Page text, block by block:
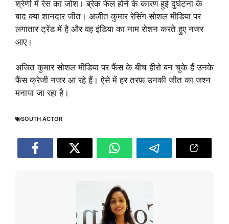
श्रेणी में रेस का जोश। ब्रेक फेल होने के कारण हुई दुर्घटना के
बाद क्या शानदार जीत। अजीत कुमार रेसिंग सोशल मीडिया पर
लगातार ट्रेंड में है और वह इंडिया का नाम रोशन करते हुए नजर
आए।
अजित कुमार सोशल मीडिया पर फैंस के बीच हीरो बन चुके हैं उनके
फैंस क्रेजी नजर आ रहे हैं। ऐसे में हर तरफ उनकी जीत का जश्न
मनाया जा रहा है।
SOUTH ACTOR